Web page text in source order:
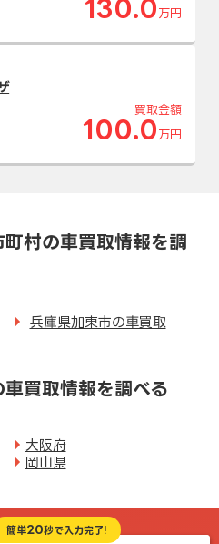
130.0 万円
買取金額
100.0 万円
村の車買取情報を調
兵庫県加東市の車買取
買取情報を調べる
大阪府
岡山県
簡単20秒で入力完了!